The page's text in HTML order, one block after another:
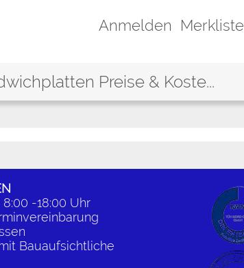
Anmelden Merkliste
Preise & Koste...
-18:00 Uhr
Bauaufsichtliche